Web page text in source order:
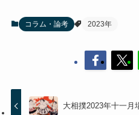
コラム・論考 2023年
大相撲2023年十一月